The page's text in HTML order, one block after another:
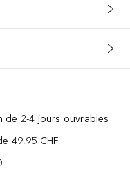
de 2-4 jours ouvrables
49,95 CHF